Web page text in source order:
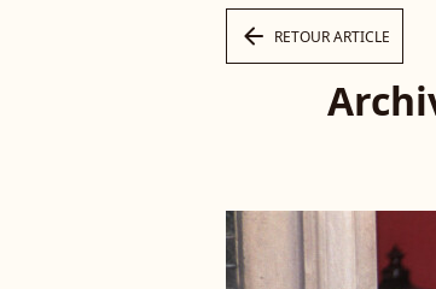
arrow_left RETOUR ARTICLE